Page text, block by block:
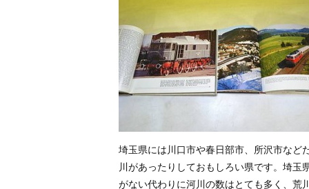
埼玉県には川口市や春日部市、所沢市など
川があったりしておもしろい県です。埼
がない代わりに河川の数はとても多く、荒